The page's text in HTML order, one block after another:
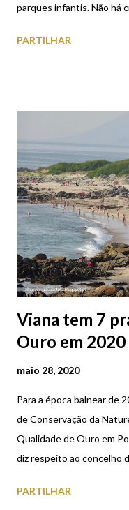
parques infantis. Não há
continuar lá, à espera
PARTILHAR
Viana tem 7
Ouro em 2020
maio 28, 2020
Para a época balnear de
de Conservação da
Qualidade de Ouro em
diz respeito ao concelho
mais vem distinguir a
PARTILHAR